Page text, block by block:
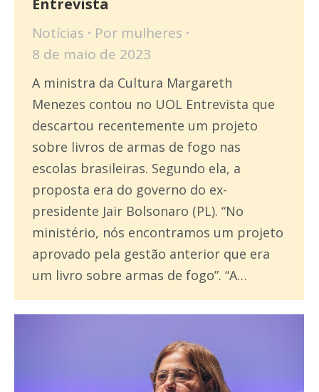
Entrevista
Notícias Por mulheres
8 de maio de 2023
A ministra da Cultura Margareth
Menezes contou no UOL Entrevista que
descartou recentemente um projeto
sobre livros de armas de fogo nas
escolas brasileiras. Segundo ela, a
proposta era do governo do ex-
presidente Jair Bolsonaro (PL). “No
ministério, nós encontramos um projeto
aprovado pela gestão anterior que era
um livro sobre armas de fogo”. “A…